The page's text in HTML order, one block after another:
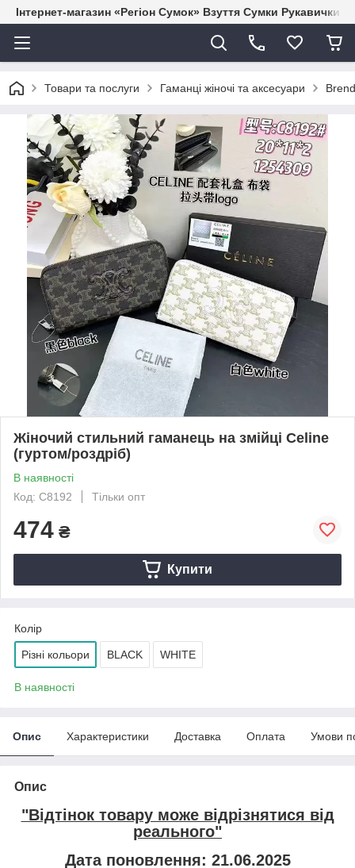
Інтернет-магазин «Регіон Сумок» Взуття Сумки Рукавички
Товари та послуги Гаманці жіночі та аксесуари
Жіночий стильний гаманець на змійці Celine
(гуртом/роздріб)
В наявності
Код: C8192
Тільки опт
474 ₴
Купити
Колір
Різні кольори BLACK WHITE
В наявності
Опис Характеристики Доставка Оплата Умови
Опис
"Відтінок товару може відрізнятися від
реального"
Дата поновлення: 21.06.2025